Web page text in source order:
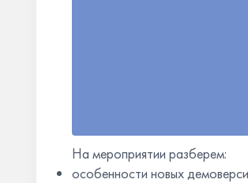
На мероприятии разберем:
особенности новых